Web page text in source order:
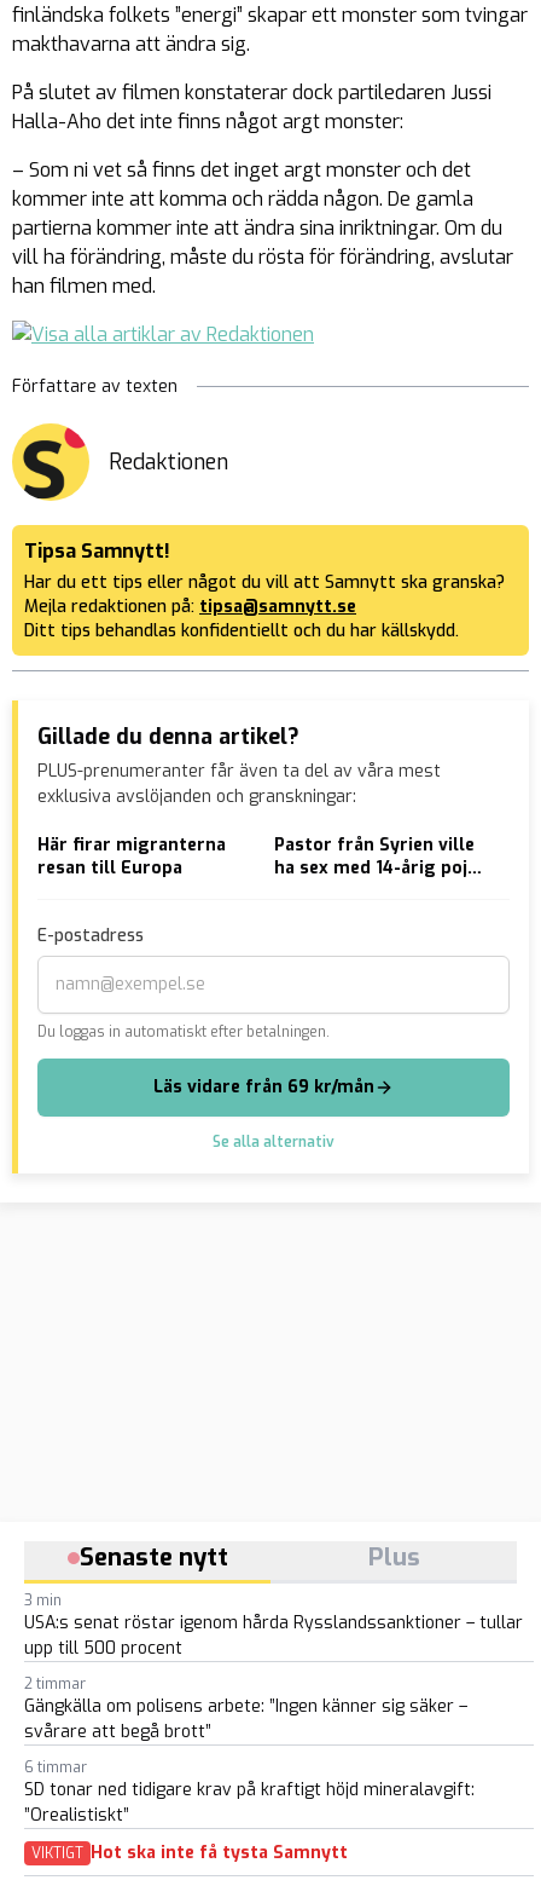
finländska folkets ”energi” skapar ett monster som tvingar
makthavarna att ändra sig.
På slutet av filmen konstaterar dock partiledaren Jussi
Halla-Aho det inte finns något argt monster:
– Som ni vet så finns det inget argt monster och det
kommer inte att komma och rädda någon. De gamla
partierna kommer inte att ändra sina inriktningar. Om du
vill ha förändring, måste du rösta för förändring, avslutar
han filmen med.
Författare av texten
Redaktionen
Tipsa Samnytt!
Har du ett tips eller något du vill att Samnytt ska granska?
Mejla redaktionen på: tipsa@samnytt.se
Ditt tips behandlas konfidentiellt och du har källskydd.
Gillade du denna artikel?
PLUS-prenumeranter får även ta del av våra mest
exklusiva avslöjanden och granskningar:
Här firar migranterna
resan till Europa
Pastor från Syrien ville
ha sex med 14-årig pojke
E-postadress
Du loggas in automatiskt efter betalningen.
Läs vidare från 69 kr/mån
Se alla alternativ
Senaste nytt Plus
3 min
USA:s senat röstar igenom hårda Rysslandssanktioner – tullar
upp till 500 procent
2 timmar
Gängkälla om polisens arbete: ”Ingen känner sig säker –
svårare att begå brott”
6 timmar
SD tonar ned tidigare krav på kraftigt höjd mineralavgift:
”Orealistiskt”
VIKTIGT Hot ska inte få tysta Samnytt